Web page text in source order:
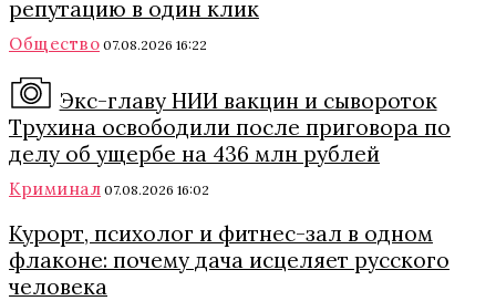
репутацию в один клик
Общество 07.08.2026 16:22
Экс-главу НИИ вакцин и сывороток
Трухина освободили после приговора по
делу об ущербе на 436 млн рублей
Криминал 07.08.2026 16:02
Курорт, психолог и фитнес-зал в одном
флаконе: почему дача исцеляет русского
человека